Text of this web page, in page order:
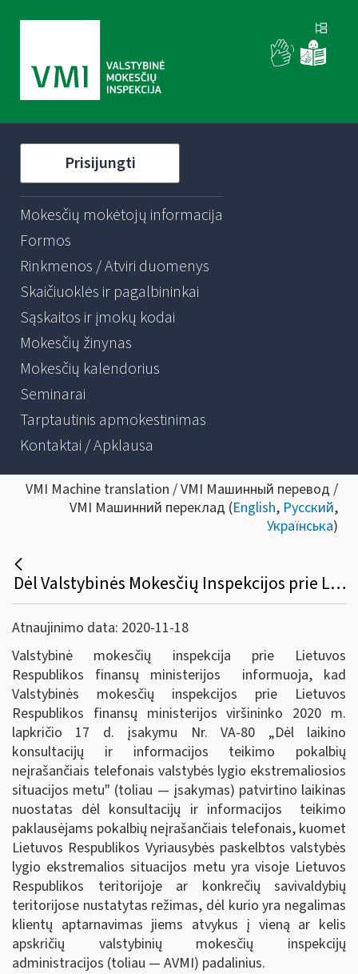
Prisijungti
Mokesčių mokėtojų informacija
Formos
Rinkmenos / Atviri duomenys
Skaičiuoklės ir pagalbininkai
Sąskaitos ir įmokų kodai
Mokesčių žinynas
Mokesčių kalendorius
Seminarai
Tarptautinis apmokestinimas
Kontaktai / Apklausa
VMI Machine translation / VMI Машинный перевод /
VMI Машинний переклад (English, Русский,
Українська)
Dėl Valstybinės Mokesčių Inspekcijos prie Lietuvos Respublikos finansų ministerijos viršininko 2020 m. lapkričio 17 d. įsakymo Nr. VA-80 „Dėl laikino konsultacijų ir informacijos teikimo pokalbių neįrašančiais telefonais valstybės lygio ekstremaliosios situacijos metu“ patvirtinimo
Atnaujinimo data: 2020-11-18
Valstybinė mokesčių inspekcija prie Lietuvos
Respublikos finansų ministerijos informuoja, kad
Valstybinės mokesčių inspekcijos prie Lietuvos
Respublikos finansų ministerijos viršininko 2020 m.
lapkričio 17 d. įsakymu Nr. VA-80 „Dėl laikino
konsultacijų ir informacijos teikimo pokalbių
neįrašančiais telefonais valstybės lygio ekstremaliosios
situacijos metu" (toliau — įsakymas) patvirtino laikinas
nuostatas dėl konsultacijų ir informacijos teikimo
paklausėjams pokalbių neįrašančiais telefonais, kuomet
Lietuvos Respublikos Vyriausybės paskelbtos valstybės
lygio ekstremalios situacijos metu yra visoje Lietuvos
Respublikos teritorijoje ar konkrečių savivaldybių
teritorijose nustatytas režimas, dėl kurio yra negalimas
klientų aptarnavimas jiems atvykus į vieną ar kelis
apskričių valstybinių mokesčių inspekcijų
administracijos (toliau — AVMI) padalinius.